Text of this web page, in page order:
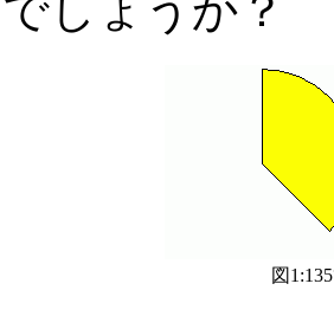
しょうか？
図